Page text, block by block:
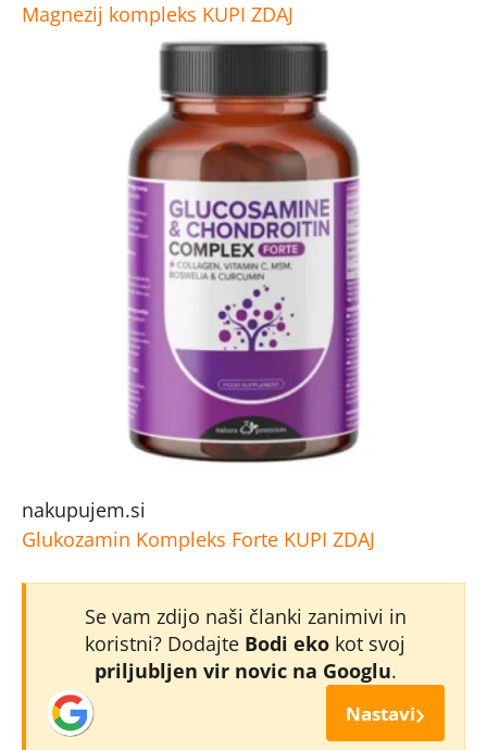
Magnezij kompleks KUPI ZDAJ
nakupujem.si
Glukozamin Kompleks Forte KUPI ZDAJ
Se vam zdijo naši članki zanimivi in
koristni? Dodajte Bodi eko kot svoj
priljubljen vir novic na Googlu.
Nastavi›